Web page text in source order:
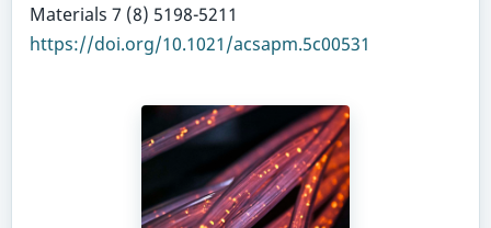
Materials 7 (8) 5198-5211
https://doi.org/10.1021/acsapm.5c00531